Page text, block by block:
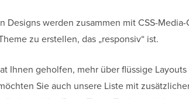
Designs werden zusammen mit CSS-
zu erstellen, das „responsiv“ ist.
Ihnen geholfen, mehr über flüssige Layouts
Sie auch unsere Liste mit